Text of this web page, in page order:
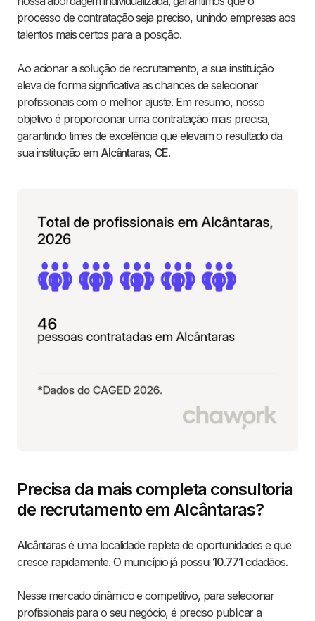
processo de contratação seja preciso, unindo empresas aos
talentos mais certos para a posição.
Ao acionar a solução de recrutamento, a sua instituição
eleva de forma significativa as chances de selecionar
profissionais com o melhor ajuste. Em resumo, nosso
objetivo é proporcionar uma contratação mais precisa,
garantindo times de excelência que elevam o resultado da
sua instituição em Alcântaras, CE.
Precisa da mais completa consultoria
de recrutamento em Alcântaras?
Alcântarasé uma localidade repleta de oportunidades e que
cresce rapidamente. O município já possui 10.771cidadãos.
Nesse mercado dinâmico e competitivo, para selecionar
profissionais para o seu negócio, é preciso publicar a